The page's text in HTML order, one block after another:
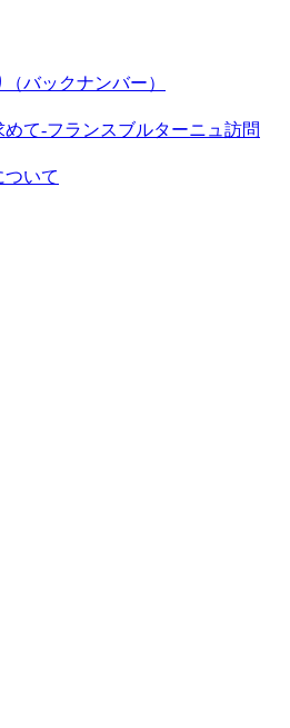
バックナンバー）
て‐フランスブルターニュ訪問
ついて